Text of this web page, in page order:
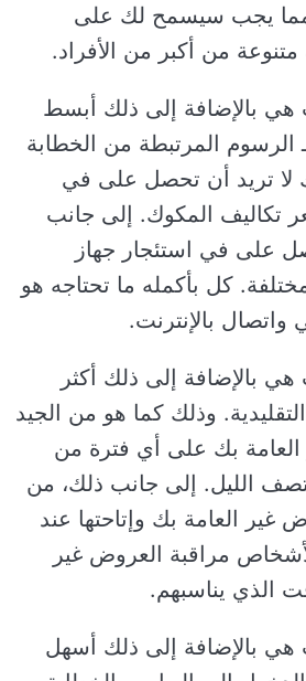
مما يجب سيسمح لك على
من أكبر من الأفراد.
هي بالإضافة إلى ذلك أبسط
الرسوم المرتبطة من الخطابة
لا تريد أن تحصل على في
تكاليف المكوك. إلى جانب
على في استئجار جهاز
كل بأكمله ما تحتاجه هو
بالإنترنت.
بالإضافة إلى ذلك أكثر
وذلك كما هو من الجيد
بك على أي فترة من
الليل. إلى جانب ذلك، من
غير العامة بك وإتاحتها عند
مراقبة العروض غير
الذي يناسبهم.
هي بالإضافة إلى ذلك أسهل